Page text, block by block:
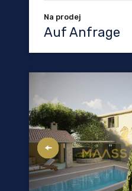
Na prodej
Auf Anfrage